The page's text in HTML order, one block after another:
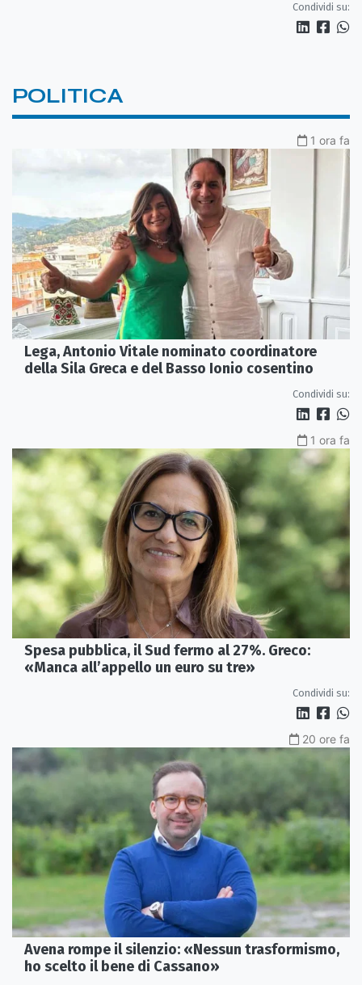
Condividi su:
POLITICA
1 ora fa
Lega, Antonio Vitale nominato coordinatore
della Sila Greca e del Basso Ionio cosentino
Condividi su:
1 ora fa
Spesa pubblica, il Sud fermo al 27%. Greco:
«Manca all’appello un euro su tre»
Condividi su:
20 ore fa
Avena rompe il silenzio: «Nessun trasformismo,
ho scelto il bene di Cassano»